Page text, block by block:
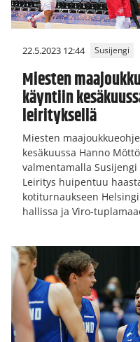
22.5.2023 12:44 Susijengi
Miesten
käyntiin
leirityksellä
Miesten
kesäkuussa Hanno
valmentamalla
Leiritys huipentuu
kotiturnaukseen
hallissa ja Viro-